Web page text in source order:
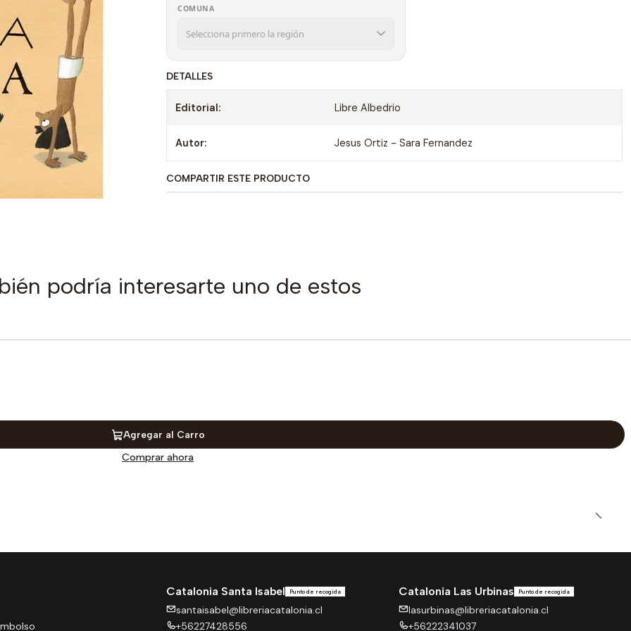
COMUNA
DETALLES
Editorial: Libre Albedrio
Autor: Jesus Ortiz - Sara Fernandez
COMPARTIR ESTE PRODUCTO
podría interesarte uno de estos
Agregar al Carro
Comprar ahora
Catalonia Santa Isabel Punto de recogida
santaisabel@libreriacatalonia.cl
+56227428556
Catalonia Las Urbinas Punto de recogida
lasurbinas@libreriacatalonia.cl
+56222341037